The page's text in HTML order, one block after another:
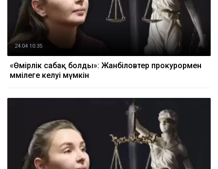
24.04 10:35
«Өмірлік сабақ болды»: Жанәбіловтер прокурормен
мәмілеге келуі мүмкін